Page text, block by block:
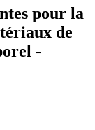
pour la
de
-